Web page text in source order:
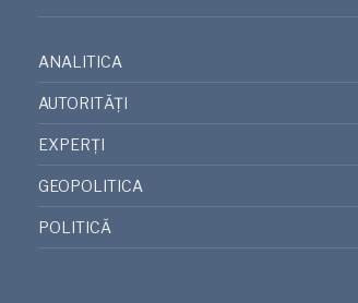
ANALITICA
AUTORITĂȚI
EXPERȚI
GEOPOLITICA
POLITICĂ